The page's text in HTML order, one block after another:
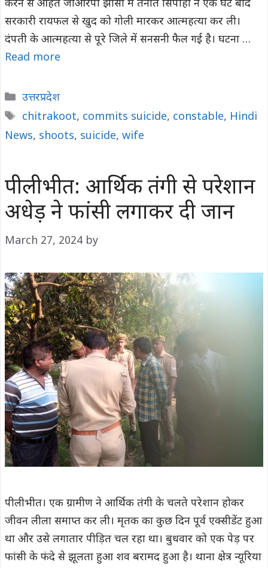
करने से आहत जीआरपी झांसी में तैनात सिपाही ने एक घंटे बाद
सरकारी रायफल से खुद को गोली मारकर आत्महत्या कर ली।
दंपती के आत्महत्या से पूरे जिले में सनसनी फैल गई है। घटना …
Read more
Categories
उत्तरप्रदेश
Tags
chitrakoot, commits suicide, constable, Hindi
News, shoots, suicide, wife
पीलीभीत: आर्थिक तंगी से परेशान
अधेड़ ने फांसी लगाकर दी जान
March 27, 2024 by
पीलीभीत। एक ग्रामीण ने आर्थिक तंगी के चलते परेशान होकर
जीवन लीला समाप्त कर ली। मृतक का कुछ दिन पूर्व एक्सीडेंट हुआ
था और उसे लगातार पीड़ित चल रहा था। बुधवार को एक पेड़ पर
फांसी के फंदे से झूलता हुआ शव बरामद हुआ है। थाना क्षेत्र न्यूरिया